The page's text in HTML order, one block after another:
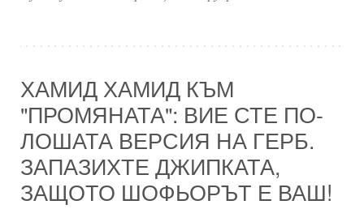
ХАМИД ХАМИД КЪМ
"ПРОМЯНАТА": ВИЕ СТЕ ПО-
ЛОШАТА ВЕРСИЯ НА ГЕРБ.
ЗАПАЗИХТЕ ДЖИПКАТА,
ЗАЩОТО ШОФЬОРЪТ Е ВАШ!